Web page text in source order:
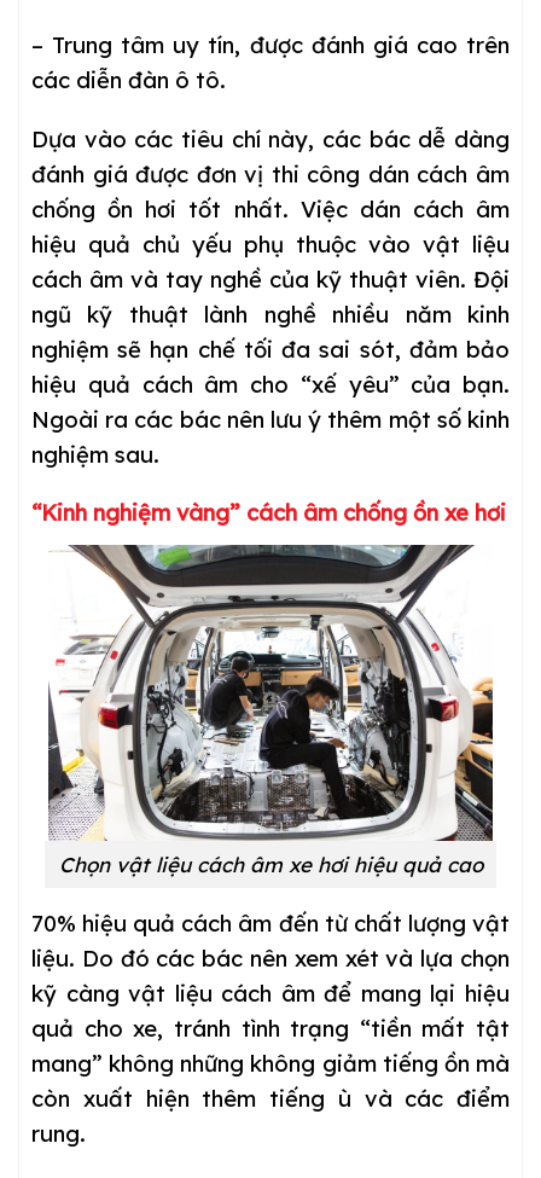
– Trung tâm uy tín, được đánh giá cao trên
các diễn đàn ô tô.
Dựa vào các tiêu chí này, các bác dễ dàng
đánh giá được đơn vị thi công dán cách âm
chống ồn hơi tốt nhất. Việc dán cách âm
hiệu quả chủ yếu phụ thuộc vào vật liệu
cách âm và tay nghề của kỹ thuật viên. Đội
ngũ kỹ thuật lành nghề nhiều năm kinh
nghiệm sẽ hạn chế tối đa sai sót, đảm bảo
hiệu quả cách âm cho “xế yêu” của bạn.
Ngoài ra các bác nên lưu ý thêm một số kinh
nghiệm sau.
“Kinh nghiệm vàng” cách âm chống ồn xe hơi
Chọn vật liệu cách âm xe hơi hiệu quả cao
70% hiệu quả cách âm đến từ chất lượng vật
liệu. Do đó các bác nên xem xét và lựa chọn
kỹ càng vật liệu cách âm để mang lại hiệu
quả cho xe, tránh tình trạng “tiền mất tật
mang” không những không giảm tiếng ồn mà
còn xuất hiện thêm tiếng ù và các điểm
rung.